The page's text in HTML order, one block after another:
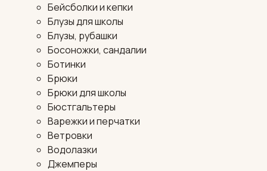
Бейсболки и кепки
Блузы для школы
Блузы, рубашки
Босоножки, сандалии
Ботинки
Брюки
Брюки для школы
Бюстгальтеры
Варежки и перчатки
Ветровки
Водолазки
Джемперы